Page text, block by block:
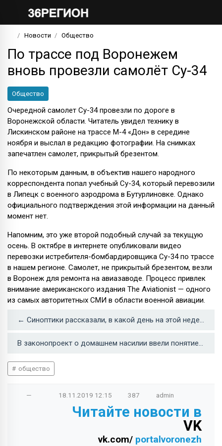
Новости Общество
По трассе под Воронежем
вновь провезли самолёт Су-34
Общество
Очередной самолет Су-34 провезли по дороге в
Воронежской области. Читатель увидел технику в
Лискинском районе на трассе М-4 «Дон» в середине
ноября и выслал в редакцию фотографии. На снимках
запечатлен самолет, прикрытый брезентом.
По некоторым данным, в объектив нашего народного
корреспондента попал учебный Су-34, который перевозили
в Липецк с военного аэродрома в Бутурлиновке. Однако
официального подтверждения этой информации на данный
момент нет.
Напомним, это уже второй подобный случай за текущую
осень. В октябре в интернете опубликовали видео
перевозки истребителя-бомбардировщика Су-34 по трассе
в нашем регионе. Самолет, не прикрытый брезентом, везли
в Воронеж для ремонта на авиазаводе. Процесс привлек
внимание американского издания The Aviationist — одного
из самых авторитетных СМИ в области военной авиации.
← Cиноптики рассказали, в какой день на этой неделе в Воронеже наступит зима
В законопроект о домашнем насилии ввели понятие «преследование» →
общество
— 18.11.2019 12:15 387 admin
Читайте новости в
VK
vk.com/ portalvoronezh